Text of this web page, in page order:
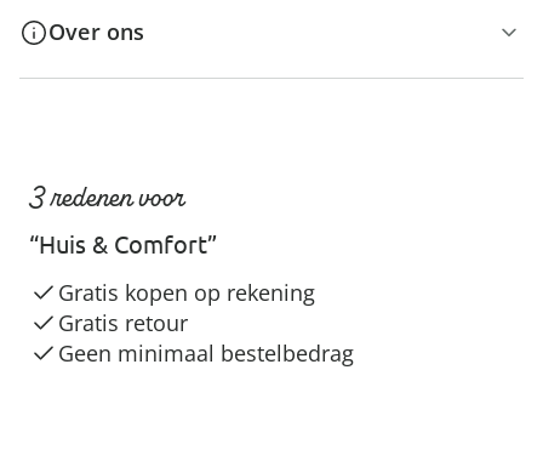
Over ons
3 redenen voor
“Huis & Comfort”
Gratis kopen op rekening
Gratis retour
Geen minimaal bestelbedrag